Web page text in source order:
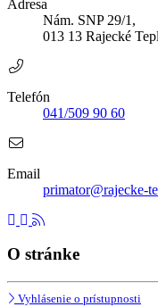
Adresa
Nám. SNP 29/1,
013 13 Rajecké
Telefón
041/509 90 60
Email
primator@rajecke-
O stránke
Vyhlásenie o prístupnosti